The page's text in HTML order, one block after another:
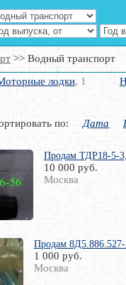
>> Водный транспорт
лодки, 1
по: Дата
Продам ТДР18-5-
10 000 руб.
Москва
Продам
1 000 руб.
Москва